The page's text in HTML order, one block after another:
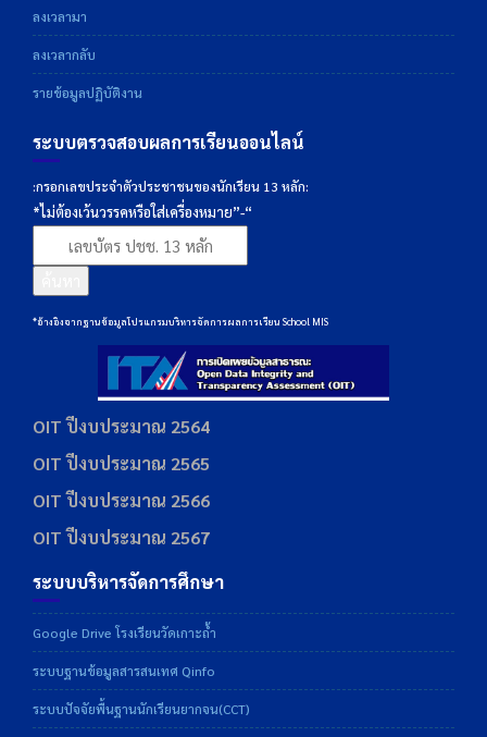
ลงเวลามา
ลงเวลากลับ
รายข้อมูลปฏิบัติงาน
ระบบตรวจสอบผลการเรียนออนไลน์
:กรอกเลขประจำตัวประชาชนของนักเรียน 13 หลัก:
*ไม่ต้องเว้นวรรคหรือใส่เครื่องหมาย”-“
*อ้างอิงจากฐานข้อมูลโปรแกรมบริหารจัดการผลการเรียน School MIS
OIT ปีงบประมาณ 2564
OIT ปีงบประมาณ 2565
OIT ปีงบประมาณ 2566
OIT ปีงบประมาณ 2567
ระบบบริหารจัดการศึกษา
Google Drive โรงเรียนวัดเกาะถ้ำ
ระบบฐานข้อมูลสารสนเทศ Qinfo
ระบบปัจจัยพื้นฐานนักเรียนยากจน(CCT)